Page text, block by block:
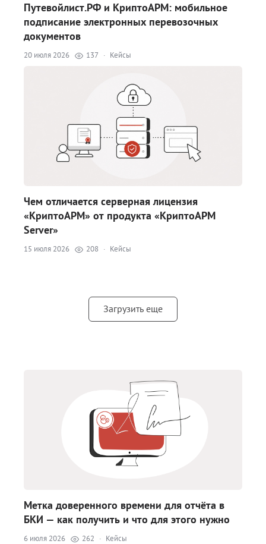
Путевойлист.РФ и КриптоАРМ: мобильное
подписание электронных перевозочных
документов
20 июля 2026 137 · Кейсы
Чем отличается серверная лицензия
«КриптоАРМ» от продукта «КриптоАРМ
Server»
15 июля 2026 208 · Кейсы
Загрузить еще
Метка доверенного времени для отчёта в
БКИ — как получить и что для этого нужно
6 июля 2026 262 · Кейсы